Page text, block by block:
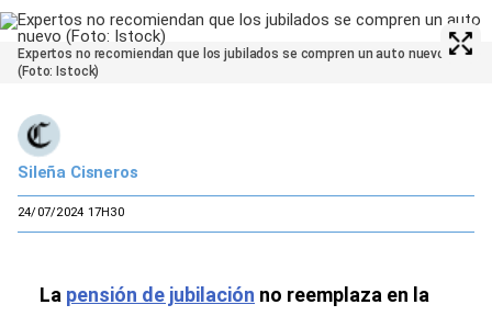
Expertos no recomiendan que los jubilados se compren un auto nuevo
(Foto: Istock)
Sileña Cisneros
24/07/2024 17H30
La pensión de jubilación no reemplaza en la